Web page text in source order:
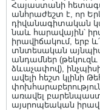
Հայաստանի
անհրաժեշտ է, որ
դիվանագիտական
նաև հարավային՝
իրավիճակում, երբ
տնտեսական
անդամներ
ձևաչափով),
ավելի հեշտ կլինի
առավել
այսրոպեական